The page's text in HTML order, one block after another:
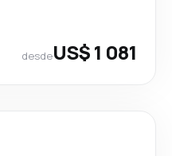
desdeUS$ 1 081